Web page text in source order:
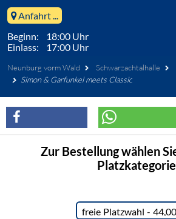
Anfahrt ...
Beginn: 18:00 Uhr
Einlass: 17:00 Uhr
Neunburg vorm Wald Schwarzachtalhalle
Simon & Garfunkel meets Classic
Zur Bestellung wählen
Platzkategorie